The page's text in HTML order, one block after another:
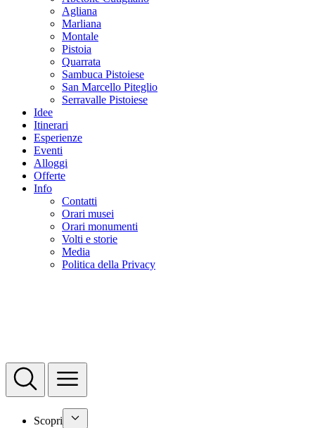
Agliana
Marliana
Montale
Pistoia
Quarrata
Sambuca Pistoiese
San Marcello Piteglio
Serravalle Pistoiese
Idee
Itinerari
Esperienze
Eventi
Alloggi
Offerte
Info
Contatti
Orari musei
Orari monumenti
Volti e storie
Media
Politica della Privacy
Scopri